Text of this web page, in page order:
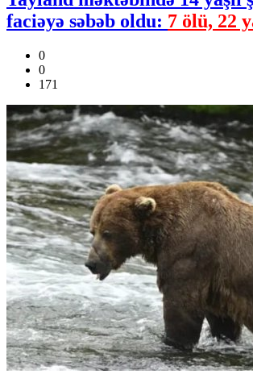
faciəyə səbəb oldu: 7 ölü, 22
0
0
171